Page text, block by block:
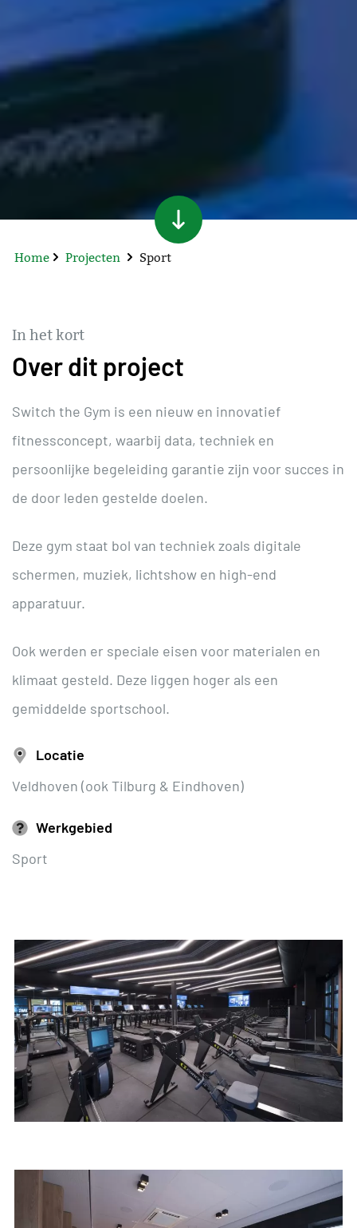
Home Projecten Sport
In het kort
Over dit project
Switch the Gym is een nieuw en innovatief
fitnessconcept, waarbij data, techniek en
persoonlijke begeleiding garantie zijn voor succes in
de door leden gestelde doelen.
Deze gym staat bol van techniek zoals digitale
schermen, muziek, lichtshow en high-end
apparatuur.
Ook werden er speciale eisen voor materialen en
klimaat gesteld. Deze liggen hoger als een
gemiddelde sportschool.
Locatie
Veldhoven (ook Tilburg & Eindhoven)
Werkgebied
Sport